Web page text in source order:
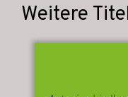
Weitere